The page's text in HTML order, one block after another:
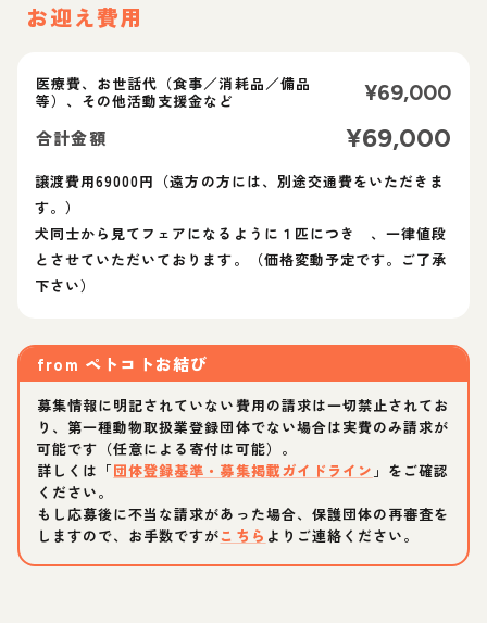
お迎え費用
医療費、お世話代（食事／消耗品／備品
等）、その他活動支援金など
¥69,000
合計金額 ¥69,000
譲渡費用69000円（遠方の方には、別途交通費をいただきま
す。）
犬同士から見てフェアになるように１匹につき 、一律値段
とさせていただいております。（価格変動予定です。ご了承
下さい）
from ペトコトお結び
募集情報に明記されていない費用の請求は一切禁止されてお
り、第一種動物取扱業登録団体でない場合は実費のみ請求が
可能です（任意による寄付は可能）。
詳しくは「団体登録基準・募集掲載ガイドライン 」をご確認
ください。
もし応募後に不当な請求があった場合、保護団体の再審査を
しますので、お手数ですがこちら よりご連絡ください。